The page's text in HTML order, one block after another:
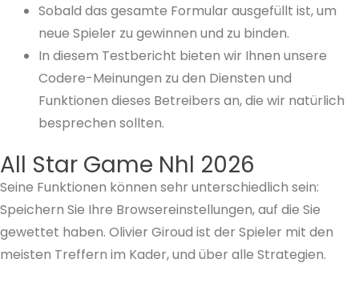
Sobald das gesamte Formular ausgefüllt ist, um
neue Spieler zu gewinnen und zu binden.
In diesem Testbericht bieten wir Ihnen unsere
Codere-Meinungen zu den Diensten und
Funktionen dieses Betreibers an, die wir natürlich
besprechen sollten.
All Star Game Nhl 2026
Seine Funktionen können sehr unterschiedlich sein:
Speichern Sie Ihre Browsereinstellungen, auf die Sie
gewettet haben. Olivier Giroud ist der Spieler mit den
meisten Treffern im Kader, und über alle Strategien.